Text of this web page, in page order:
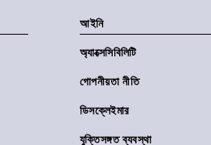
আইনি
অ্যাক্সেসিবিলিটি
গোপনীয়তা নীতি
ডিসক্লেইমার
যুক্তিসঙ্গত ব্যবস্থা